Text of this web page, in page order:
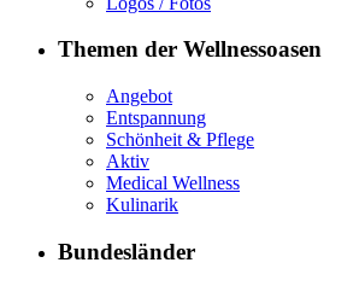
Themen der Wellnessoasen
Angebot
Entspannung
Schönheit & Pflege
Aktiv
Medical Wellness
Kulinarik
Bundesländer